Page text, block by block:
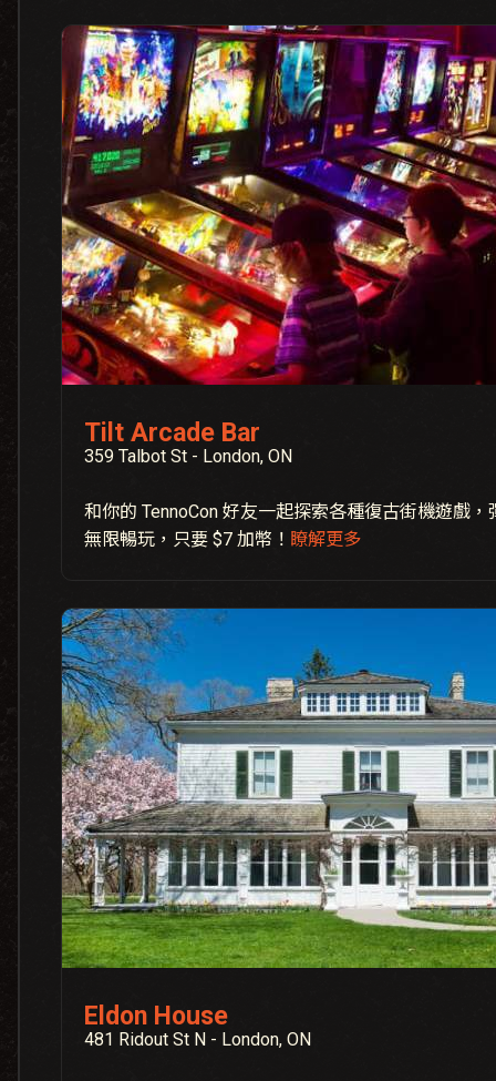
Tilt Arcade Bar
359 Talbot St - London, ON
和你的 TennoCon 好友一起探索各種復古街機遊戲
無限暢玩，只要 $7 加幣！ 瞭解更多
Eldon House
481 Ridout St N - London, ON